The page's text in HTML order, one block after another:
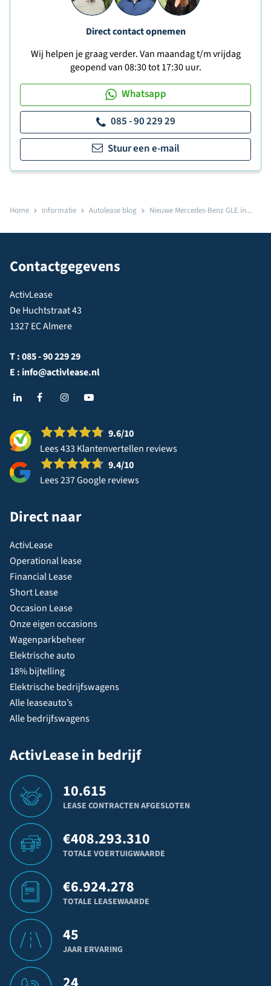
Direct contact opnemen
Wij helpen je graag verder. Van maandag t/m vrijdag
geopend van 08:30 tot 17:30 uur.
Whatsapp
085 - 90 229 29
Stuur een e-mail
Home Informatie Autolease blog Nieuwe Mercedes-Benz GLE in...
Contactgegevens
ActivLease
De Huchtstraat 43
1327 EC Almere
T :085 - 90 229 29
E : info@activlease.nl
9.6/10
Lees 433 Klantenvertellen reviews
9.4/10
Lees 237 Google reviews
Direct naar
ActivLease
Operational lease
Financial Lease
Short Lease
Occasion Lease
Onze eigen occasions
Wagenparkbeheer
Elektrische auto
18% bijtelling
Elektrische bedrijfswagens
Alle leaseauto’s
Alle bedrijfswagens
ActivLease in bedrijf
10.615
LEASE CONTRACTEN AFGESLOTEN
€408.293.310
TOTALE VOERTUIGWAARDE
€6.924.278
TOTALE LEASEWAARDE
45
JAAR ERVARING